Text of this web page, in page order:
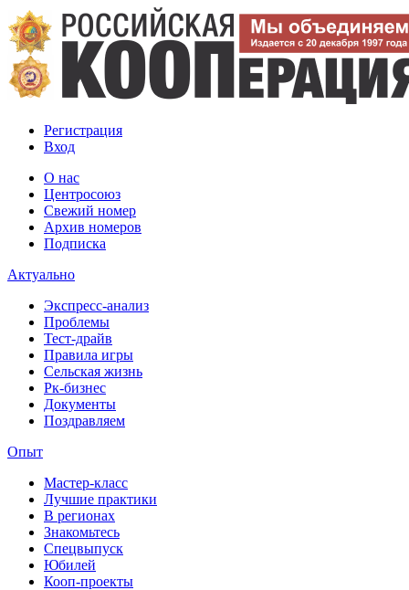
Регистрация
Вход
О нас
Центросоюз
Свежий номер
Архив номеров
Подписка
Актуально
Экспресс-анализ
Проблемы
Тест-драйв
Правила игры
Сельская жизнь
Рк-бизнес
Документы
Поздравляем
Опыт
Мастер-класс
Лучшие практики
В регионах
Знакомьтесь
Спецвыпуск
Юбилей
Кооп-проекты